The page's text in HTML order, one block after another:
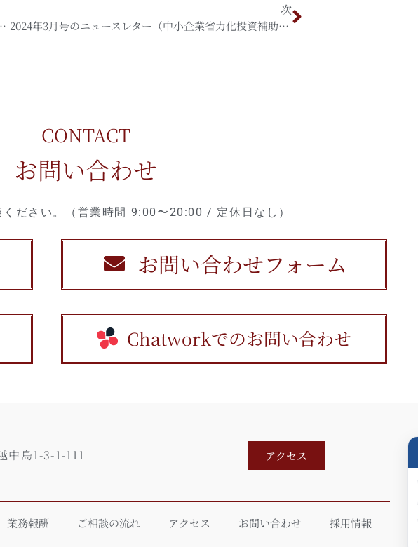
生産性革命推進事業）
次
2024年3月号のニュースレター（中小企業省力化投資補助事業／物流の2024年問題）
CONTACT
お問い合わせ
ださい。（営業時間 9:00〜20:00 / 定休日なし）
お問い合わせフォーム
Chatworkでのお問い合わせ
中島1-3-1-111 アクセス
業務報酬 ご相談の流れ アクセス お問い合わせ 採用情報 ブ